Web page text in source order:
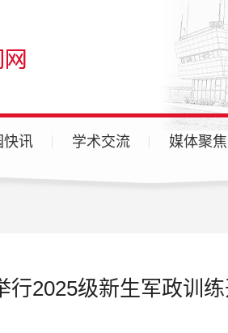
快讯 学术交流 媒体聚焦
行2025级新生军政训